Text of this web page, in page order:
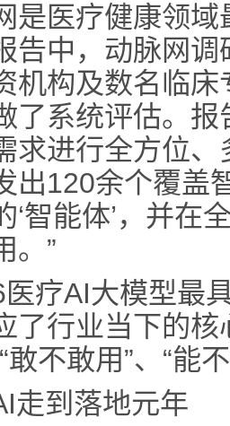
医疗健康领域
告中，动脉网
机构及数名临
了系统评估。
求进行全方位
出120余个覆盖
‘智能体’，并在
。”
AI大模型最具
了行业当下的
敢不敢用”、“能
走到落地元年